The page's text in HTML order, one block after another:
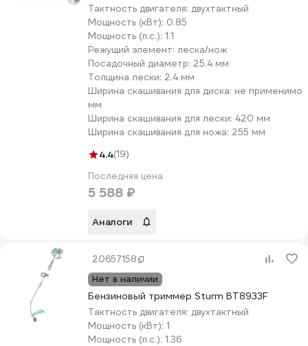
Тактность двигателя: двухтактный
Мощность (кВт): 0.85
Мощность (л.с.): 1.1
Режущий элемент: леска/нож
Посадочный диаметр: 25.4 мм
Толщина лески: 2.4 мм
Ширина скашивания для диска: не применимо
мм
Ширина скашивания для лески: 420 мм
Ширина скашивания для ножа: 255 мм
4.4(19)
Последняя цена
5 588 ₽
Аналоги
20657158
Нет в наличии
Бензиновый триммер Sturm BT8933F
Тактность двигателя: двухтактный
Мощность (кВт): 1
Мощность (л.с.): 1.36